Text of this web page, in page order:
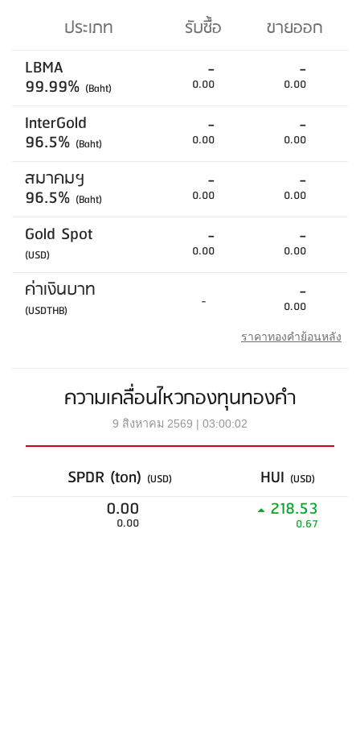
ประเภท รับซื้อ
ขายออก
LBMA
99.99% (Baht)
-
0.00
-
0.00
InterGold
96.5% (Baht)
-
0.00
-
0.00
สมาคมฯ
96.5% (Baht)
-
0.00
-
0.00
Gold Spot
(USD)
-
0.00
-
0.00
ค่าเงินบาท
(USDTHB) - -
0.00
ราคาทองคำย้อนหลัง
ความเคลื่อนไหวกองทุนทองคำ
9 สิงหาคม 2569 | 03:00:02
SPDR (ton) (USD) HUI (USD)
0.00
0.00
218.53
0.67